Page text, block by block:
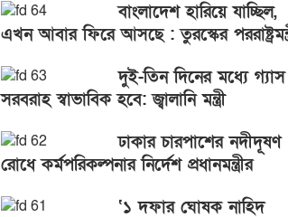
বাংলাদেশ হারিয়ে যাচ্ছিল,
এখন আবার ফিরে আসছে : তুরস্কের
দুই-তিন দিনের মধ্যে গ্যাস
সরবরাহ স্বাভাবিক হবে: জ্বালানি মন্ত্রী
ঢাকার চারপাশের নদীদূষণ
রোধে কর্মপরিকল্পনার নির্দেশ প্রধানমন্ত্রীর
‘১ দফার ঘোষক নাহিদ